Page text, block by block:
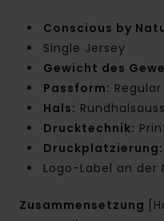
Conscious by
Single Jersey
Gewicht des
Passform: Regular
Hals:
Drucktechnik:
Druckplatzierung:
Logo-Label an der
Zusammensetzung